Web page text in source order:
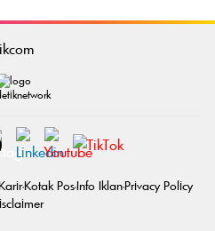
Kotak PosInfo IklanPrivacy Policy